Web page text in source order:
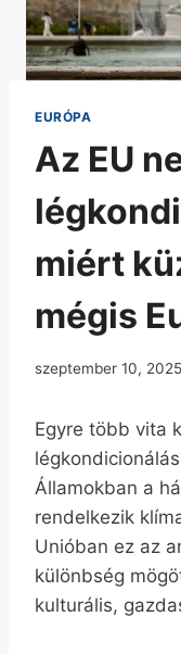
EURÓPA
Az EU
miért
mégis
szeptember 10, 2025
Egyre több vita
Államokban a
rendelkezik
Unióban ez az
különbség
kulturális,